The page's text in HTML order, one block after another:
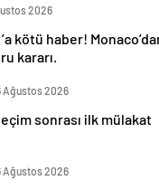
2026
kötü haber!
kararı.
Ağustos 2026
sonrası ilk mülakat
Ağustos 2026